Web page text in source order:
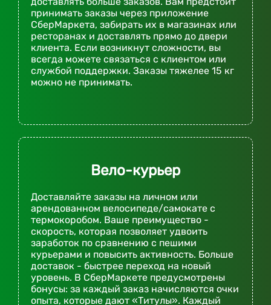
принимать заказы через приложение
СберМаркета, забирать их в магазинах или
ресторанах и доставлять прямо до двери
клиента. Если возникнут сложности, вы
всегда можете связаться с клиентом или
службой поддержки. Заказы тяжелее 15 кг
можно не принимать.
Вело-курьер
Доставляйте заказы на личном или
арендованном велосипеде/самокате с
термокоробом. Ваше преимущество -
скорость, которая позволяет удвоить
заработок по сравнению с пешими
курьерами и повысить активность. Больше
доставок - быстрее переход на новый
уровень. В СберМаркете предусмотрены
бонусы: за каждый заказ начисляются очки
опыта, которые дают «Титулы». Каждый